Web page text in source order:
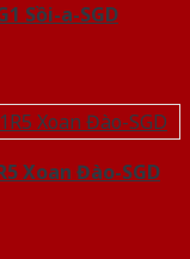
Sồi-a-SGD
Xoan Đào-SGD